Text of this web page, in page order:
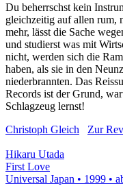
Du beherrschst kein
gleichzeitig auf allen rum,
mehr, lässt die Sache
und studierst was mit
nicht, werden sich die
haben, als sie in den
niederbrannten. Das
Records ist der Grund,
Schlagzeug lernst!
Christoph Gleich
Zur
Hikaru Utada
First Love
Universal Japan • 1999 •